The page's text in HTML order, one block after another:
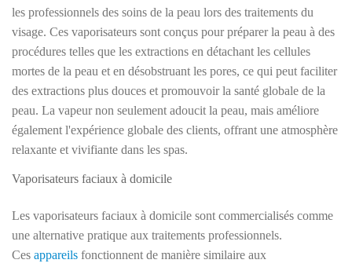
les professionnels des soins de la peau lors des traitements du
visage. Ces vaporisateurs sont conçus pour préparer la peau à des
procédures telles que les extractions en détachant les cellules
mortes de la peau et en désobstruant les pores, ce qui peut faciliter
des extractions plus douces et promouvoir la santé globale de la
peau. La vapeur non seulement adoucit la peau, mais améliore
également l'expérience globale des clients, offrant une atmosphère
relaxante et vivifiante dans les spas.
Vaporisateurs faciaux à domicile
Les vaporisateurs faciaux à domicile sont commercialisés comme
une alternative pratique aux traitements professionnels.
Ces appareils fonctionnent de manière similaire aux